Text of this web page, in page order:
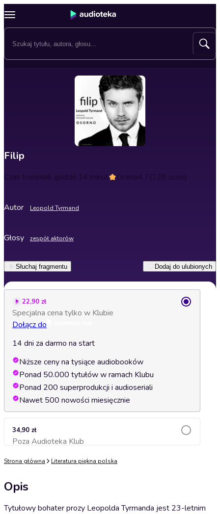
Filip
Czas trwania6 godzin 14 minut Ocena4.7(128 ocen)
Autor Leopold Tyrmand
Głosy zespół aktorów
Słuchaj fragmentu Dodaj do ulubionych
22,90 zł
Specjalna cena tylko w Klubie
Dołącz do
14 dni za darmo na start
Niższe ceny na tysiące audiobooków
Ponad 50.000 tytułów w ramach Klubu
Ponad 200 superprodukcji i audioseriali
Nawet 500 nowości miesięcznie
34,90 zł
Poza Audioteka KlubDodaj do koszyka
Strona główna Literatura piękna polska
Opis
Tytułowy bohater prozy Leopolda Tyrmanda jest 23-letnim